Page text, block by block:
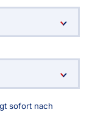
sofort nach